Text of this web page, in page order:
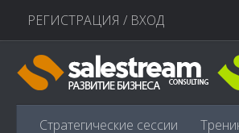
Перейти к содержимому
РЕГИСТРАЦИЯ / ВХОД
Стратегические сессии